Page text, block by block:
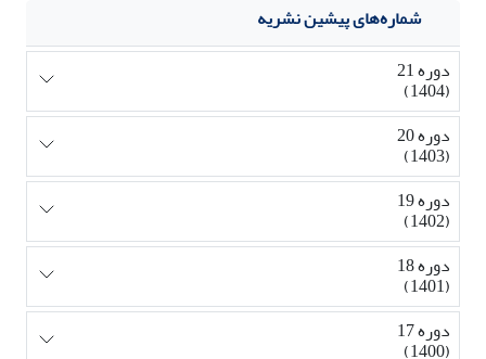
شماره‌های پیشین نشریه
دوره 21
(1404)
دوره 20
(1403)
دوره 19
(1402)
دوره 18
(1401)
دوره 17
(1400)